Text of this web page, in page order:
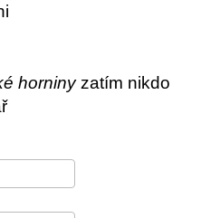
horninyzatím nikdo